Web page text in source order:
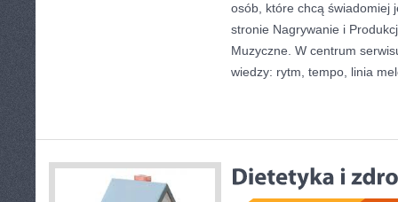
osób, które chcą świadomiej
stronie Nagrywanie i
Muzyczne. W centrum
wiedzy: rytm, tempo, linia